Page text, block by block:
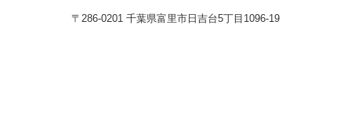
〒286-0201 千葉県富里市日吉台5丁目1096-19